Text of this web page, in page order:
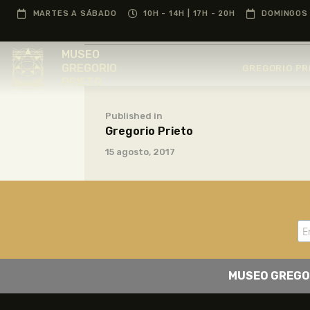
MARTES A SÁBADO 10H - 14H | 17H - 20H
MUSEO
Published in
Gregorio Prieto
15 agosto, 2017
MUSEO